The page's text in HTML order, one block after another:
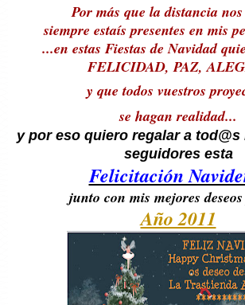
Por más que la distancia nos
siempre estaís presentes en mis
...en estas Fiestas de Navidad
FELICIDAD, PAZ,
y que todos vuestros
se hagan realidad...
y por eso quiero regalar a tod@s
seguidores esta
Felicitación
junto con mis mejores
Año 2011